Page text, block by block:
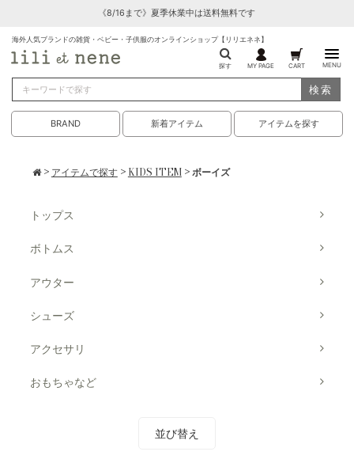
《8/16まで》夏季休業中は送料無料です
海外人気ブランドの雑貨・ベビー・子供服のオンラインショップ【リリエネネ】
探す MY PAGE CART MENU
検索
BRAND 新着アイテム アイテムを探す
> アイテムで探す> KIDS ITEM> ボーイズ
トップス
ボトムス
アウター
シューズ
アクセサリ
おもちゃなど
並び替え